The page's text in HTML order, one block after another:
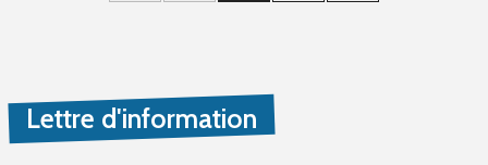
Lettre d'information